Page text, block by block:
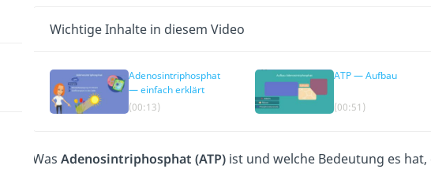
Wichtige Inhalte in diesem Video
Adenosintriphosphat
— einfach erklärt
(00:13)
ATP — Aufbau
(00:51)
Was Adenosintriphosphat (ATP) ist und welche Bedeutung es